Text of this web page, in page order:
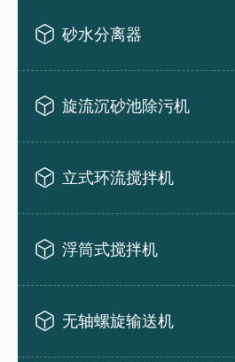
砂水分离器
旋流沉砂池除污机
立式环流搅拌机
浮筒式搅拌机
无轴螺旋输送机